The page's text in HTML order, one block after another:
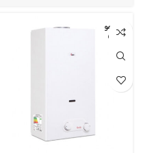
اتمام مو
جودی